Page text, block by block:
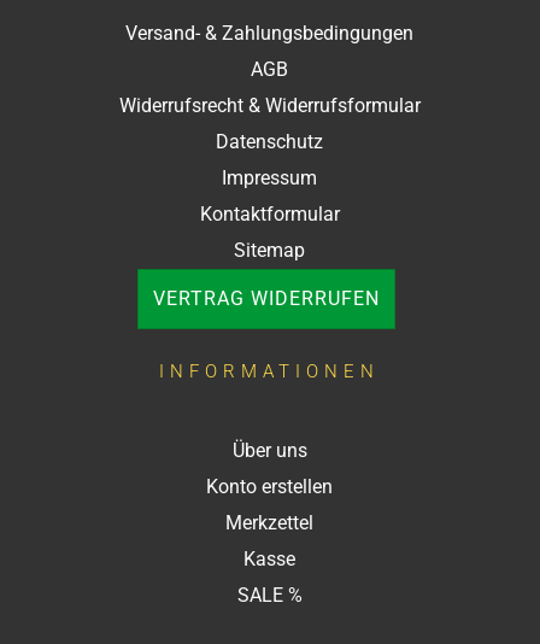
Versand- & Zahlungsbedingungen
AGB
Widerrufsrecht & Widerrufsformular
Datenschutz
Impressum
Kontaktformular
Sitemap
VERTRAG WIDERRUFEN
INFORMATIONEN
Über uns
Konto erstellen
Merkzettel
Kasse
SALE %